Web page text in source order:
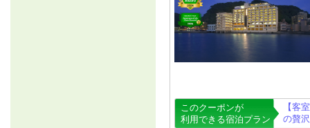
このクーポンが
利用できる宿泊プラン
【客
の贅